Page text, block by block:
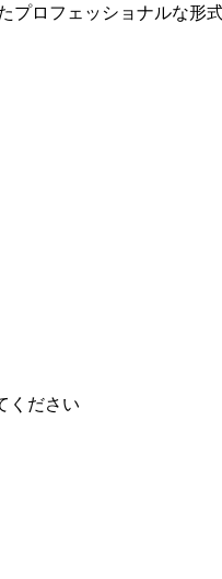
ロフェッショナルな形式
ください